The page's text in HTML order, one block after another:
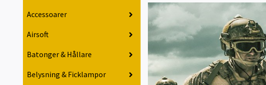
Accessoarer
Airsoft
Batonger & Hållare
Belysning & Ficklampor